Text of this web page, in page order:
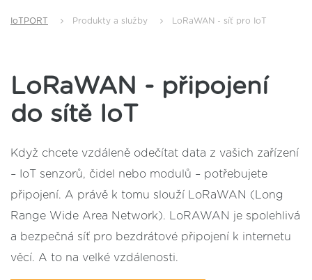
IoTPORT Produkty a služby LoRaWAN - síť pro IoT
LoRaWAN - připojení
do sítě IoT
Když chcete vzdáleně odečítat data z vašich zařízení
– IoT senzorů, čidel nebo modulů – potřebujete
připojení. A právě k tomu slouží LoRaWAN (Long
Range Wide Area Network). LoRAWAN je spolehlivá
a bezpečná síť pro bezdrátové připojení k internetu
věcí. A to na velké vzdálenosti.